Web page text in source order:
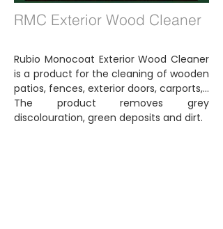
Rubio Monocoat Exterior Wood Cleaner
is a product for the cleaning of wooden
patios, fences, exterior doors, carports,...
The product removes grey
discolouration, green deposits and dirt.
RMC Exterior Wood Cleaner